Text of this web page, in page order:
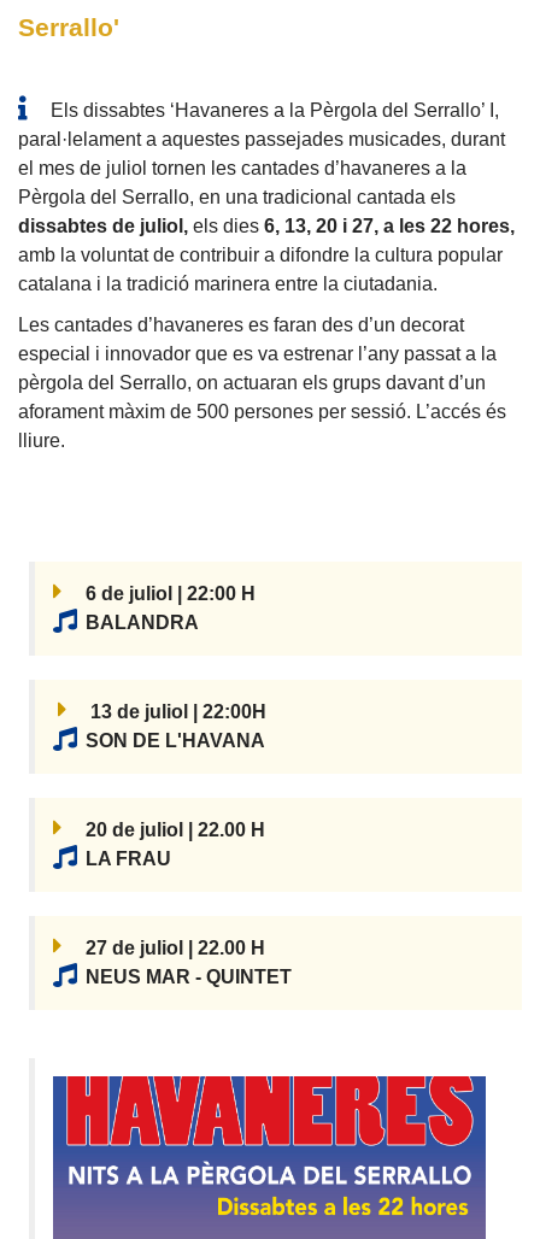
Serrallo'
Els dissabtes ‘Havaneres a la Pèrgola del Serrallo’ I,
paral·lelament a aquestes passejades musicades, durant
el mes de juliol tornen les cantades d’havaneres a la
Pèrgola del Serrallo, en una tradicional cantada els
dissabtes de juliol, els dies 6, 13, 20 i 27, a les 22 hores,
amb la voluntat de contribuir a difondre la cultura popular
catalana i la tradició marinera entre la ciutadania.
Les cantades d’havaneres es faran des d’un decorat
especial i innovador que es va estrenar l’any passat a la
pèrgola del Serrallo, on actuaran els grups davant d’un
aforament màxim de 500 persones per sessió. L’accés és
lliure.
6 de juliol | 22:00 H
BALANDRA
13 de juliol | 22:00H
SON DE L'HAVANA
20 de juliol | 22.00 H
LA FRAU
27 de juliol | 22.00 H
NEUS MAR - QUINTET